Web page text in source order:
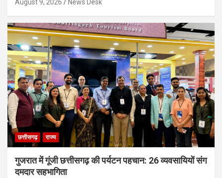
August 9, 2026 News Desk
छत्तीसगढ़ राज्य
गुजरात में गूंजी छत्तीसगढ़ की पर्यटन पहचान: 26 व्यवसायियों संग
दमदार सहभागिता